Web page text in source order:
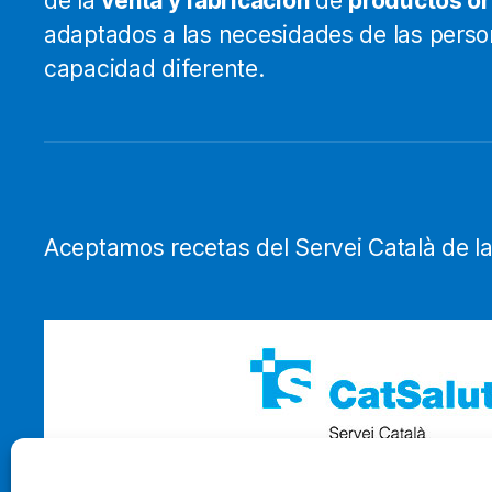
adaptados a las necesidades de las
capacidad diferente.
Aceptamos recetas del Servei Català de